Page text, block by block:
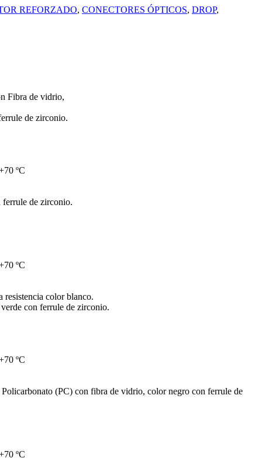
REFORZADO, CONECTORES ÓPTICOS, DROP,
Fibra de vidrio,
de zirconio.
ºC
de zirconio.
ºC
resistencia color blanco.
con ferrule de zirconio.
ºC
(PC) con fibra de vidrio, color negro con ferrule de
ºC